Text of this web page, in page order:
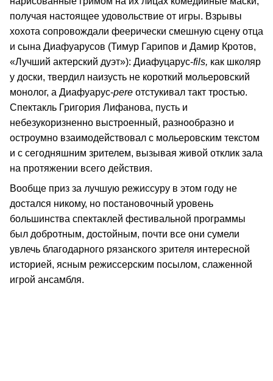
получая настоящее удовольствие от игры. Взрывы
хохота сопровождали феерически смешную сцену отца
и сына Диафуарусов (Тимур Гарипов и Дамир Кротов,
«Лучший актерский дуэт»): Диафуцарус-fils, как школяр
у доски, твердил наизусть не короткий мольеровский
монолог, а Диафуарус-pеre отстукивал такт тростью.
Спектакль Григория Лифанова, пусть и
небезукоризненно выстроенный, разнообразно и
остроумно взаимодействовал с мольеровским текстом
и с сегодняшним зрителем, вызывая живой отклик зала
на протяжении всего действия.
Вообще приз за лучшую режиссуру в этом году не
достался никому, но постановочный уровень
большинства спектаклей фестивальной программы
был добротным, достойным, почти все они сумели
увлечь благодарного рязанского зрителя интересной
историей, ясным режиссерским посылом, слаженной
игрой ансамбля.